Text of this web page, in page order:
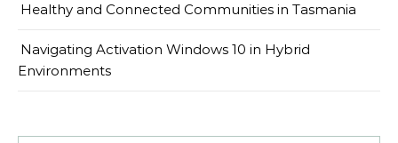
Healthy and Connected Communities in Tasmania
Navigating Activation Windows 10 in Hybrid
Environments